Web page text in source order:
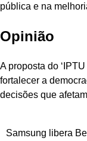
pública e na
Opinião
A proposta do
fortalecer a
decisões que
Navegação
Samsung libera